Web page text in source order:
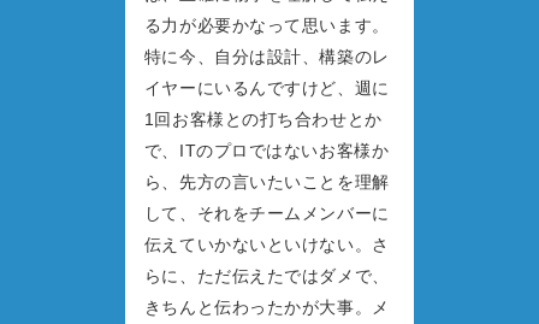
る力が必要かなって思います。
特に今、自分は設計、構築のレ
イヤーにいるんですけど、週に
1回お客様との打ち合わせとか
で、ITのプロではないお客様か
ら、先方の言いたいことを理解
して、それをチームメンバーに
伝えていかないといけない。さ
らに、ただ伝えたではダメで、
きちんと伝わったかが大事。メ